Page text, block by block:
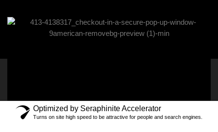
Optimized by Seraphinite Accelerator
Turns on site high speed to be attractive for people and search engines.